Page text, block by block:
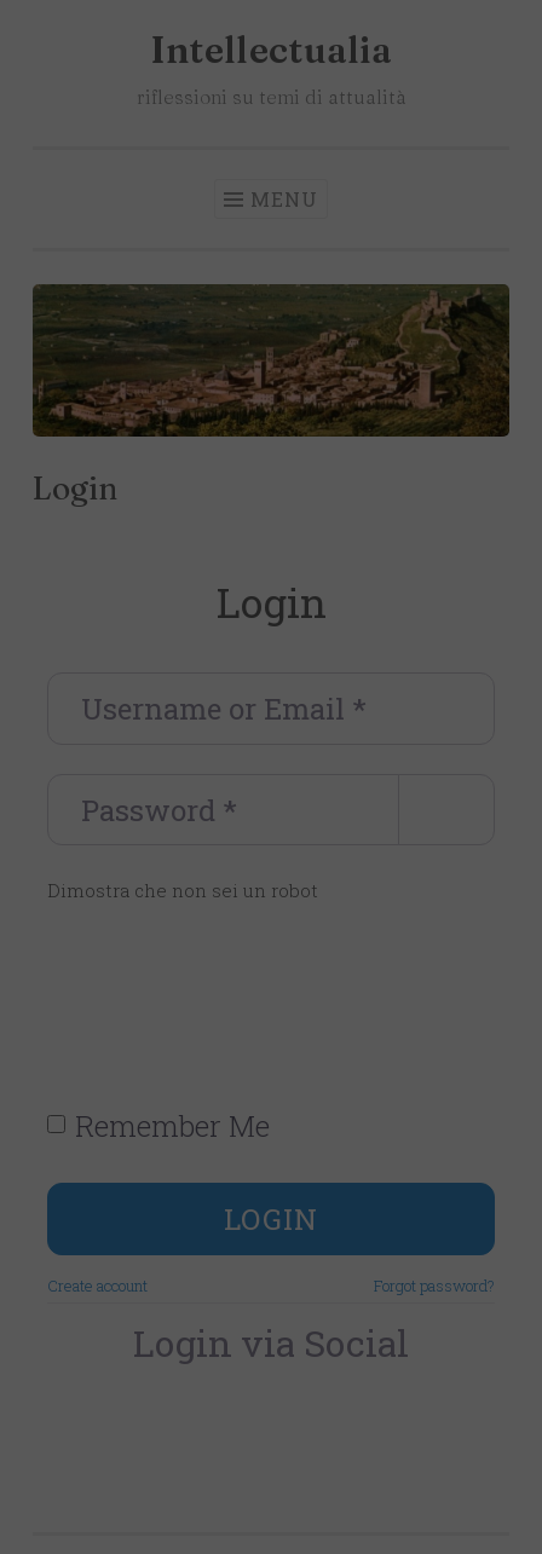
Intellectualia
riflessioni su temi di attualità
MENU
Login
Login
Dimostra che non sei un robot
Remember Me
LOGIN
Create account Forgot password?
Login via Social